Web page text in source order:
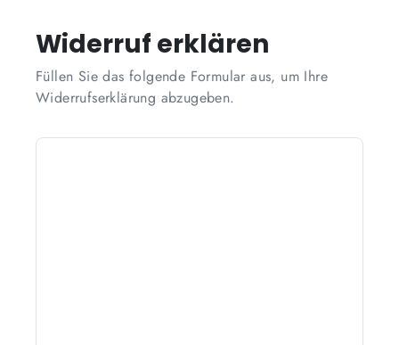
Widerruf erklären
Füllen Sie das folgende Formular aus, um Ihre
Widerrufserklärung abzugeben.